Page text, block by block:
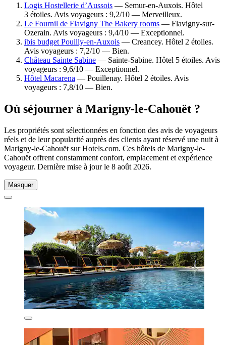
Logis Hostellerie d’Aussois — Semur-en-Auxois. Hôtel
3 étoiles. Avis voyageurs : 9,2/10 — Merveilleux.
Le Fournil de Flavigny The Bakery rooms — Flavigny-sur-
Ozerain. Avis voyageurs : 9,4/10 — Exceptionnel.
ibis budget Pouilly-en-Auxois — Creancey. Hôtel 2 étoiles.
Avis voyageurs : 7,2/10 — Bien.
Château Sainte Sabine — Sainte-Sabine. Hôtel 5 étoiles. Avis
voyageurs : 9,6/10 — Exceptionnel.
Hôtel Macarena — Pouillenay. Hôtel 2 étoiles. Avis
voyageurs : 7,8/10 — Bien.
Où séjourner à Marigny-le-Cahouët ?
Les propriétés sont sélectionnées en fonction des avis de voyageurs
réels et de leur popularité auprès des clients ayant réservé une nuit à
Marigny-le-Cahouët sur Hotels.com. Ces hôtels de Marigny-le-
Cahouët offrent constamment confort, emplacement et expérience
voyageur. Dernière mise à jour le 8 août 2026.
Masquer